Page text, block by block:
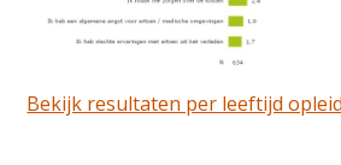
Bekijk resultaten per leeftijd